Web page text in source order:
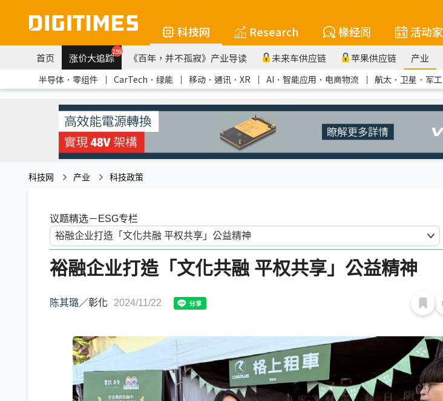
科技网 Research 椽经阁 活动家
首页 涨价大追踪259 《百年，并不孤寂》产业导读 未来车供应链 苹果供应链 产业
半导体．零组件 ｜ CarTech．绿能 ｜ 移动．通讯．XR ｜ AI．智能应用．电商物流 ｜ 航太．卫星．军工
科技网 产业 科技政策
议题精选－ESG专栏
裕融企业打造「文化共融 平权共享」公益精神
陈其璐／彰化 2024/11/22